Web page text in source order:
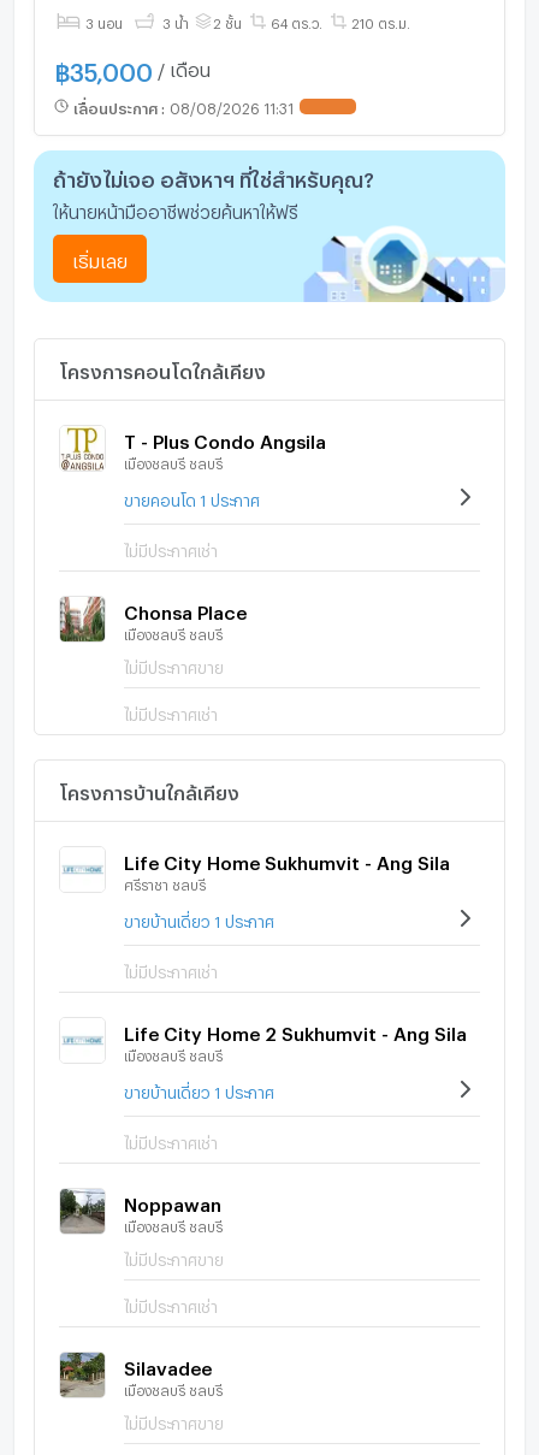
3 นอน 3 น้ำ 2 ชั้น 64 ตร.ว. 210 ตร.ม.
฿35,000 / เดือน
เลื่อนประกาศ : 08/08/2026 11:31
ถ้ายังไม่เจอ อสังหาฯ ที่ใช่สำหรับคุณ?
ให้นายหน้ามืออาชีพช่วยค้นหาให้ฟรี
เริ่มเลย
โครงการคอนโดใกล้เคียง
T - Plus Condo Angsila
เมืองชลบุรี ชลบุรี
ขายคอนโด 1 ประกาศ
ไม่มีประกาศเช่า
Chonsa Place
เมืองชลบุรี ชลบุรี
ไม่มีประกาศขาย
ไม่มีประกาศเช่า
โครงการบ้านใกล้เคียง
Life City Home Sukhumvit - Ang Sila
ศรีราชา ชลบุรี
ขายบ้านเดี่ยว 1 ประกาศ
ไม่มีประกาศเช่า
Life City Home 2 Sukhumvit - Ang Sila
เมืองชลบุรี ชลบุรี
ขายบ้านเดี่ยว 1 ประกาศ
ไม่มีประกาศเช่า
Noppawan
เมืองชลบุรี ชลบุรี
ไม่มีประกาศขาย
ไม่มีประกาศเช่า
Silavadee
เมืองชลบุรี ชลบุรี
ไม่มีประกาศขาย